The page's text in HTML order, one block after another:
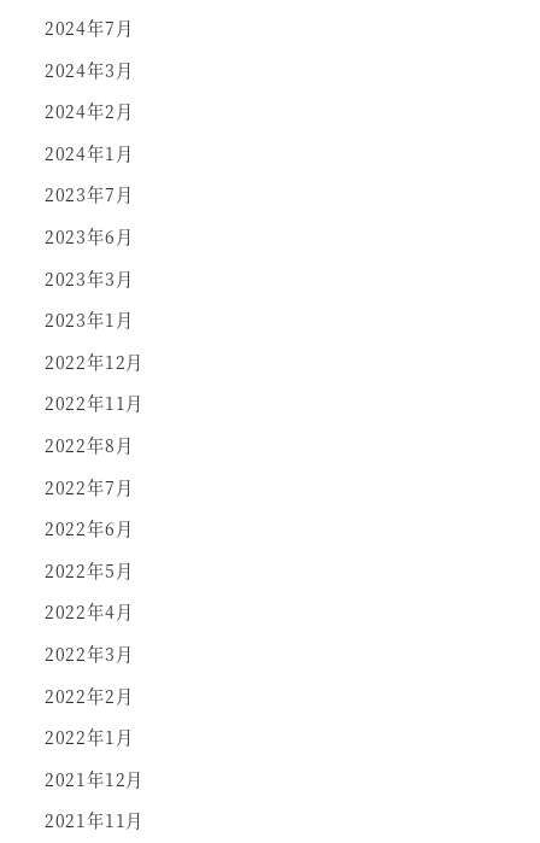
2024年7月
2024年3月
2024年2月
2024年1月
2023年7月
2023年6月
2023年3月
2023年1月
2022年12月
2022年11月
2022年8月
2022年7月
2022年6月
2022年5月
2022年4月
2022年3月
2022年2月
2022年1月
2021年12月
2021年11月